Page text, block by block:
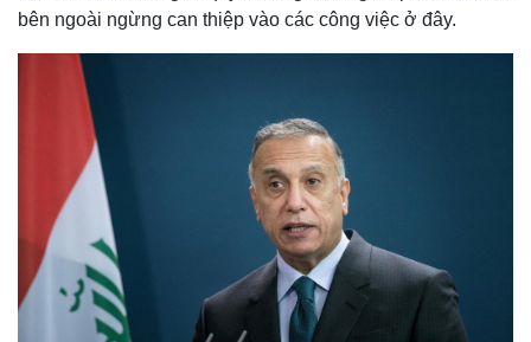
T
bên ngoài ngừng can thiệp vào các công việc ở đây.